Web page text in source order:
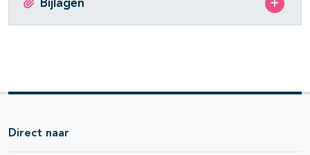
open- en dichtklappen
Bijlagen
Direct naar